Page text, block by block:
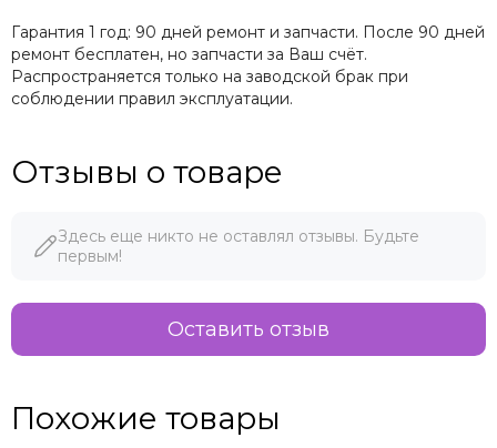
Гарантия 1 год: 90 дней ремонт и запчасти. После 90 дней
ремонт бесплатен, но запчасти за Ваш счёт.
Распространяется только на заводской брак при
соблюдении правил эксплуатации.
Отзывы о товаре
Здесь еще никто не оставлял отзывы. Будьте
первым!
Оставить отзыв
Похожие товары